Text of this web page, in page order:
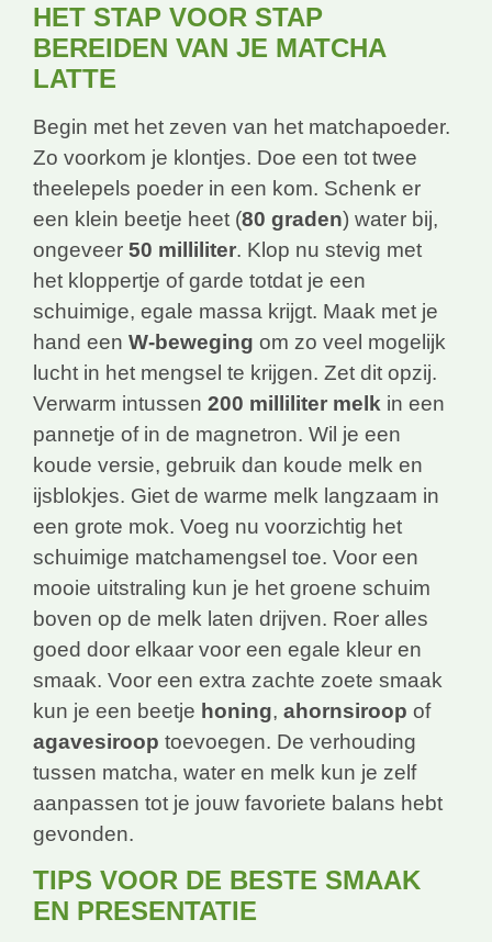
HET STAP VOOR STAP
BEREIDEN VAN JE MATCHA
LATTE
Begin met het zeven van het matchapoeder.
Zo voorkom je klontjes. Doe een tot twee
theelepels poeder in een kom. Schenk er
een klein beetje heet (80 graden) water bij,
ongeveer 50 milliliter. Klop nu stevig met
het kloppertje of garde totdat je een
schuimige, egale massa krijgt. Maak met je
hand een W-beweging om zo veel mogelijk
lucht in het mengsel te krijgen. Zet dit opzij.
Verwarm intussen 200 milliliter melk in een
pannetje of in de magnetron. Wil je een
koude versie, gebruik dan koude melk en
ijsblokjes. Giet de warme melk langzaam in
een grote mok. Voeg nu voorzichtig het
schuimige matchamengsel toe. Voor een
mooie uitstraling kun je het groene schuim
boven op de melk laten drijven. Roer alles
goed door elkaar voor een egale kleur en
smaak. Voor een extra zachte zoete smaak
kun je een beetje honing, ahornsiroop of
agavesiroop toevoegen. De verhouding
tussen matcha, water en melk kun je zelf
aanpassen tot je jouw favoriete balans hebt
gevonden.
TIPS VOOR DE BESTE SMAAK
EN PRESENTATIE